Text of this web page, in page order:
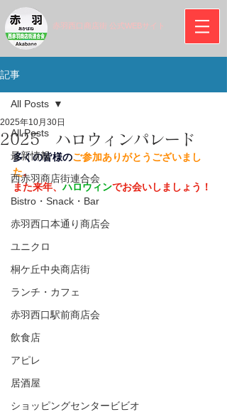
赤羽西口商店街 公式WEBサイト
記事
All Posts
最新情報
西赤羽商店街連合会
Bistro・Snack・Bar
赤羽西口本通り商店会
ユニクロ
桐ケ丘中央商店街
ランチ・カフェ
赤羽西口駅前商店会
飲食店
アピレ
居酒屋
ショッピングセンタービビオ
All Posts
2025 ハロウィンパレード
2025年10月30日
多くの皆様のご参加ありがとうございまし
た。
また来年、ハロウィンでお会いしましょう！